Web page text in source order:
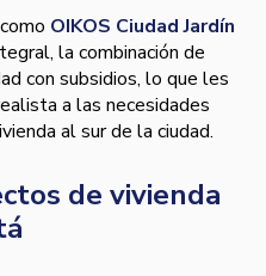
OIKOS Ciudad Jardín
la combinación de
con subsidios, lo que les
a las necesidades
al sur de la ciudad.
de vivienda